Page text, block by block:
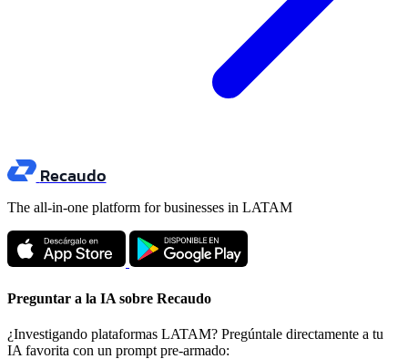
Recaudo
The all-in-one platform for businesses in LATAM
Preguntar a la IA sobre Recaudo
¿Investigando plataformas LATAM? Pregúntale directamente a tu
IA favorita con un prompt pre-armado: